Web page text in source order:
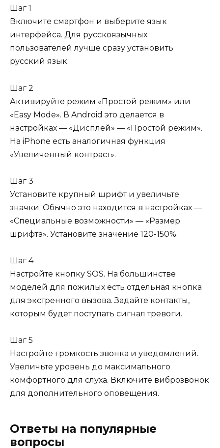
Шаг 1
Включите смартфон и выберите язык
интерфейса. Для русскоязычных
пользователей лучше сразу установить
русский язык.
Шаг 2
Активируйте режим «Простой режим» или
«Easy Mode». В Android это делается в
настройках — «Дисплей» — «Простой режим».
На iPhone есть аналогичная функция
«Увеличенный контраст».
Шаг 3
Установите крупный шрифт и увеличьте
значки. Обычно это находится в настройках —
«Специальные возможности» — «Размер
шрифта». Установите значение 120-150%.
Шаг 4
Настройте кнопку SOS. На большинстве
моделей для пожилых есть отдельная кнопка
для экстренного вызова. Задайте контакты,
которым будет поступать сигнал тревоги.
Шаг 5
Настройте громкость звонка и уведомлений.
Увеличьте уровень до максимального
комфортного для слуха. Включите виброзвонок
для дополнительного оповещения.
Ответы на популярные
вопросы